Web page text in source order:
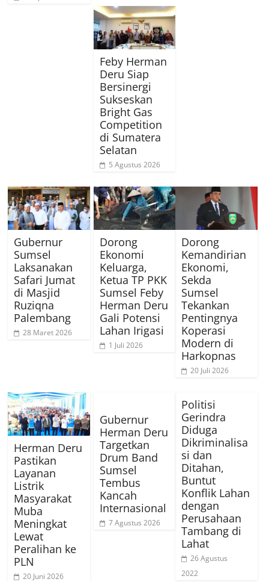
Feby Herman
Deru Siap
Bersinergi
Sukseskan
Bright Gas
Competition
di Sumatera
Selatan
5 Agustus 2026
Gubernur
Sumsel
Laksanakan
Safari Jumat
di Masjid
Ruziqna
Palembang
28 Maret 2026
Dorong
Ekonomi
Keluarga,
Ketua TP PKK
Sumsel Feby
Herman Deru
Gali Potensi
Lahan Irigasi
1 Juli 2026
Dorong
Kemandirian
Ekonomi,
Sekda
Sumsel
Tekankan
Pentingnya
Koperasi
Modern di
Harkopnas
20 Juli 2026
Herman Deru
Pastikan
Layanan
Listrik
Masyarakat
Muba
Meningkat
Lewat
Peralihan ke
PLN
20 Juni 2026
Gubernur
Herman Deru
Targetkan
Drum Band
Sumsel
Tembus
Kancah
Internasional
7 Agustus 2026
Politisi
Gerindra
Diduga
Dikriminalisa
si dan
Ditahan,
Buntut
Konflik Lahan
dengan
Perusahaan
Tambang di
Lahat
26 Agustus
2022